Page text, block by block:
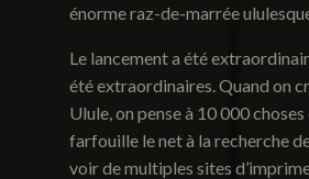
énorme raz-de-marrée
Le lancement a été
été extraordinaires. Quand on
Ulule, on pense à 10 000
farfouille le net à la recherche
voir de multiples sites